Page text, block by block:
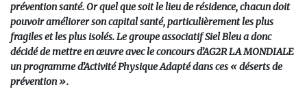
prévention santé. Or quel que soit le lieu de résidence, chacun doit
pouvoir améliorer son capital santé, particulièrement les plus
fragiles et les plus isolés. Le groupe associatif Siel Bleu a donc
décidé de mettre en œuvre avec le concours d’AG2R LA MONDIALE
un programme d’Activité Physique Adapté dans ces « déserts de
prévention ».